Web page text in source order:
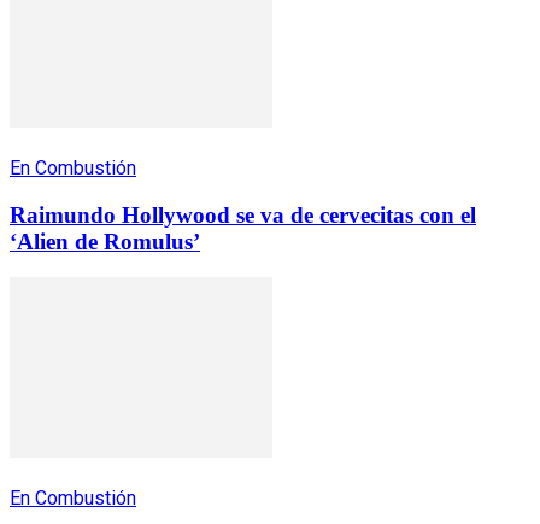
En Combustión
Raimundo Hollywood se va de cervecitas con el
‘Alien de Romulus’
En Combustión